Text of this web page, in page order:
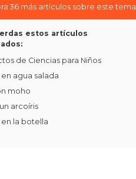
36 más artículos sobre este tema
estos artículos
de Ciencias para Niños
agua salada
moho
arcoíris
en la botella